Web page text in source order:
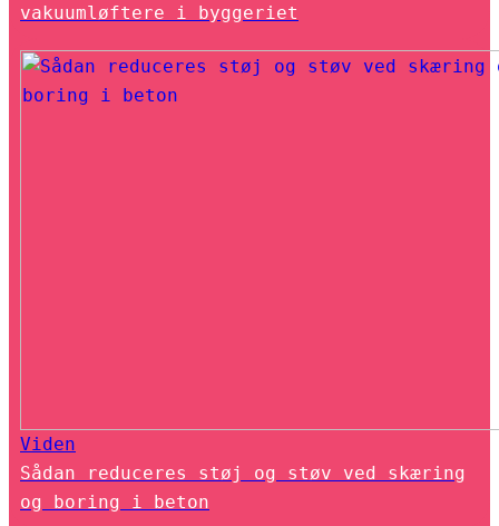
vakuumløftere i byggeriet
Viden
Sådan reduceres støj og støv ved skæring
og boring i beton